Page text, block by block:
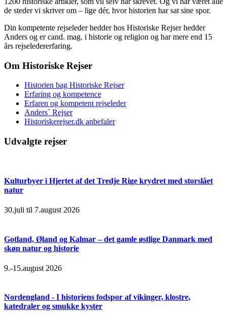
de steder vi skriver om – lige dér, hvor historien har sat sine spor.
Din kompetente rejseleder hedder hos Historiske Rejser hedder
Anders og er cand. mag. i historie og religion og har mere end 15
års rejseledererfaring.
Om Historiske Rejser
Historien bag Historiske Rejser
Erfaring og kompetence
Erfaren og kompetent rejseleder
Anders´ Rejser
Historiskerejser.dk anbefaler
Udvalgte rejser
Kulturbyer i Hjertet af det Tredje Rige krydret med storslået
natur
30.juli til 7.august 2026
Gotland, Øland og Kalmar – det gamle østlige Danmark med
skøn natur og historie
9.-15.august 2026
Nordengland - I historiens fodspor af vikinger, klostre,
katedraler og smukke kyster